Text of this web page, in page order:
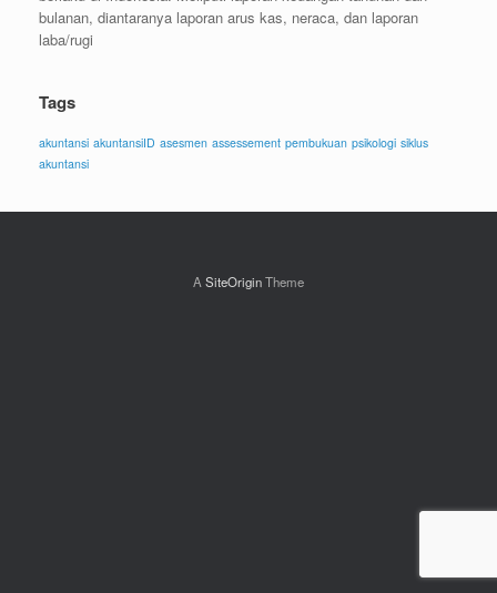
bulanan, diantaranya laporan arus kas, neraca, dan laporan
laba/rugi
Tags
akuntansi akuntansiID asesmen assessement pembukuan psikologi siklus
akuntansi
A SiteOriginTheme